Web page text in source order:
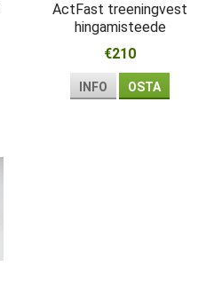
ActFast treeningvest
hingamisteede
obstruktsiooni jaoks
€210
INFO OSTA